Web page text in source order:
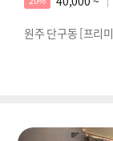
원주 단구동 [프리